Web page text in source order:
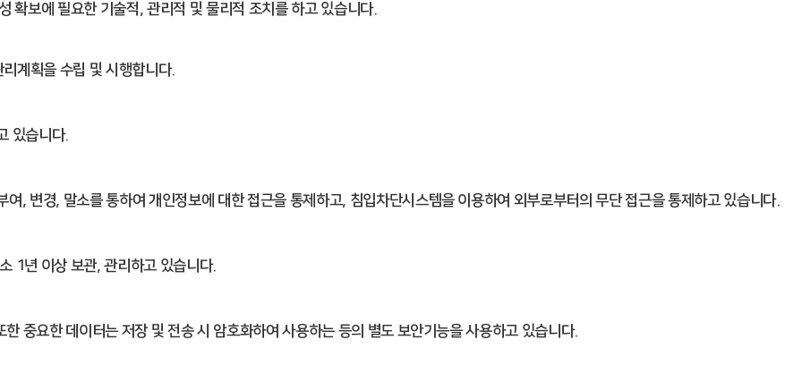
보에 필요한 기술적, 관리적 및 물리적 조치를 하고 있습니다.
계획을 수립 및 시행합니다.
있습니다.
, 변경, 말소를 통하여 개인정보에 대한 접근을 통제하고, 침입차단시스템을 이용하여 외부로부터의 무단 접근을 통제하고 있습니다.
1년 이상 보관, 관리하고 있습니다.
중요한 데이터는 저장 및 전송 시 암호화하여 사용하는 등의 별도 보안기능을 사용하고 있습니다.